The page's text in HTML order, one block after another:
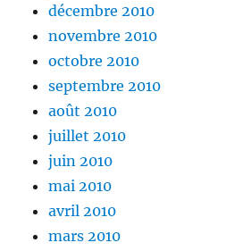
décembre 2010
novembre 2010
octobre 2010
septembre 2010
août 2010
juillet 2010
juin 2010
mai 2010
avril 2010
mars 2010